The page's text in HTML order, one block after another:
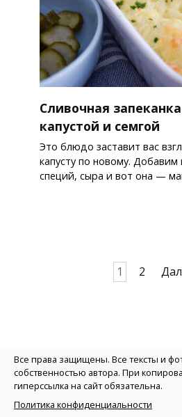
Сливочная
капустой и семгой
Это блюдо заставит вас
капусту по новому. Добавим
специй, сыра и вот она —
1 2
Все права защищены. Все тексты и
собственностью автора. При
гиперссылка на сайт обязательна.
Политика конфиденциальности